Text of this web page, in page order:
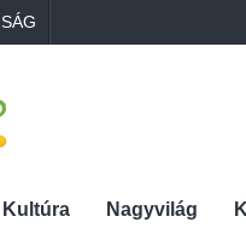
Kultúra Nagyvilág